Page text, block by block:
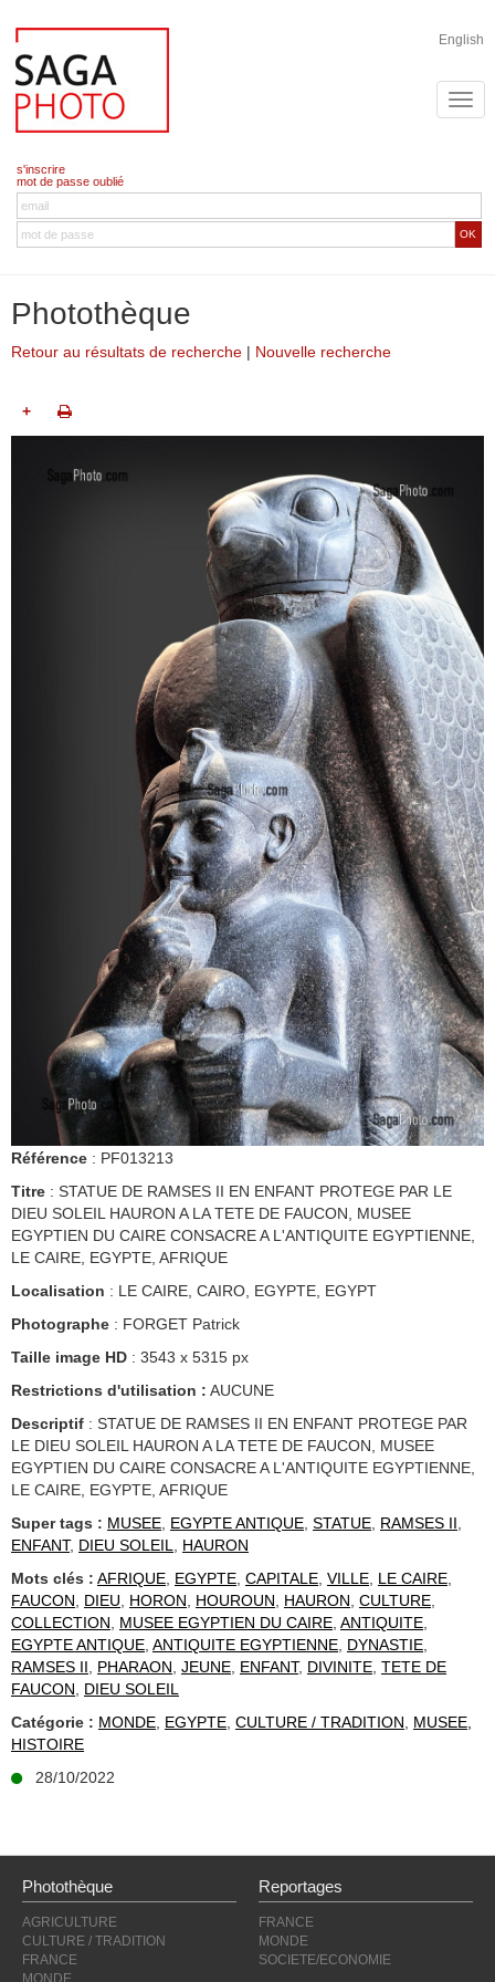
English
s'inscrire
mot de passe oublié
OK
Photothèque
Retour au résultats de recherche | Nouvelle recherche
+
Référence : PF013213
Titre : STATUE DE RAMSES II EN ENFANT PROTEGE PAR LE
DIEU SOLEIL HAURON A LA TETE DE FAUCON, MUSEE
EGYPTIEN DU CAIRE CONSACRE A L'ANTIQUITE EGYPTIENNE,
LE CAIRE, EGYPTE, AFRIQUE
Localisation : LE CAIRE, CAIRO, EGYPTE, EGYPT
Photographe : FORGET Patrick
Taille image HD : 3543 x 5315 px
Restrictions d'utilisation : AUCUNE
Descriptif : STATUE DE RAMSES II EN ENFANT PROTEGE PAR
LE DIEU SOLEIL HAURON A LA TETE DE FAUCON, MUSEE
EGYPTIEN DU CAIRE CONSACRE A L'ANTIQUITE EGYPTIENNE,
LE CAIRE, EGYPTE, AFRIQUE
Super tags : MUSEE, EGYPTE ANTIQUE, STATUE, RAMSES II,
ENFANT, DIEU SOLEIL, HAURON
Mots clés : AFRIQUE, EGYPTE, CAPITALE, VILLE, LE CAIRE,
FAUCON, DIEU, HORON, HOUROUN, HAURON, CULTURE,
COLLECTION, MUSEE EGYPTIEN DU CAIRE, ANTIQUITE,
EGYPTE ANTIQUE, ANTIQUITE EGYPTIENNE, DYNASTIE,
RAMSES II, PHARAON, JEUNE, ENFANT, DIVINITE, TETE DE
FAUCON, DIEU SOLEIL
Catégorie : MONDE, EGYPTE, CULTURE / TRADITION, MUSEE,
HISTOIRE
28/10/2022
Photothèque
AGRICULTURE
CULTURE / TRADITION
FRANCE
Reportages
FRANCE
MONDE
SOCIETE/ECONOMIE